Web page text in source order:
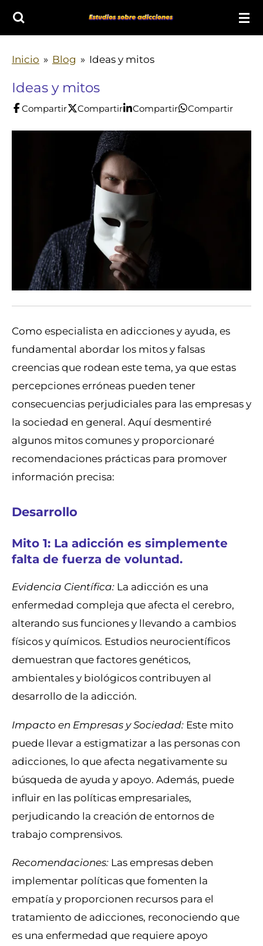
al
Inicio » Blog » Ideas y mitos
Ideas y mitos
Compartir Compartir Compartir Compartir
Como especialista en adicciones y ayuda, es
fundamental abordar los mitos y falsas
creencias que rodean este tema, ya que estas
percepciones erróneas pueden tener
consecuencias perjudiciales para las empresas y
la sociedad en general. Aquí desmentiré
algunos mitos comunes y proporcionaré
recomendaciones prácticas para promover
información precisa:
Desarrollo
Mito 1: La adicción es simplemente
falta de fuerza de voluntad.
Evidencia Científica: La adicción es una
enfermedad compleja que afecta el cerebro,
alterando sus funciones y llevando a cambios
físicos y químicos. Estudios neurocientíficos
demuestran que factores genéticos,
ambientales y biológicos contribuyen al
desarrollo de la adicción.
Impacto en Empresas y Sociedad: Este mito
puede llevar a estigmatizar a las personas con
adicciones, lo que afecta negativamente su
búsqueda de ayuda y apoyo. Además, puede
influir en las políticas empresariales,
perjudicando la creación de entornos de
trabajo comprensivos.
Recomendaciones: Las empresas deben
implementar políticas que fomenten la
empatía y proporcionen recursos para el
tratamiento de adicciones, reconociendo que
es una enfermedad que requiere apoyo